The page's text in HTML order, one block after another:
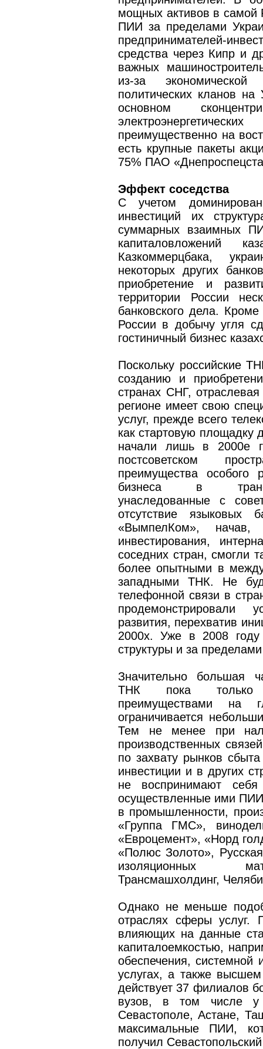
мощных активов в самой
ПИИ за пределами
предпринимателей-
средства через Кипр и
важных
из-за экономической
политических кланов
основном
преимущественно на
есть крупные пакеты
75% ПАО
Эффект соседства
С учетом
инвестиций их
суммарных взаимных
капиталовложений
Казкоммерцбака,
некоторых других
приобретение и
территории России
банковского дела.
России в добычу угля
гостиничный бизнес
Поскольку российские
созданию и
странах СНГ,
регионе имеет свою
услуг, прежде всего
как стартовую площадку
начали лишь в 2000­е
постсоветском
преимущества особого
бизнеса в
унаследованные с
отсутствие
«ВымпелКом»,
инвестирования,
соседних стран, смогли
более опытными в
западными ТНК. Не
телефонной связи в
продемонстрировали
развития, перехватив
2000­х. Уже в 2008 году
структуры и за
Значительно большая
ТНК пока только
преимуществами на
ограничивается
Тем не менее при
производственных
по захвату рынков
инвестиции и в других
не воспринимают
осуществленные ими
в промышленности,
«Группа ГМС»,
«Евроцемент», «Норд
«Полюс Золото»,
изоляционных
Трансмашхолдинг,
Однако не меньше
отраслях сферы услуг.
влияющих на данные
капиталоемкостью,
обеспечения, системной
услугах, а также
действует 37 филиалов
вузов, в том числе
Севастополе, Астане,
максимальные ПИИ,
получил